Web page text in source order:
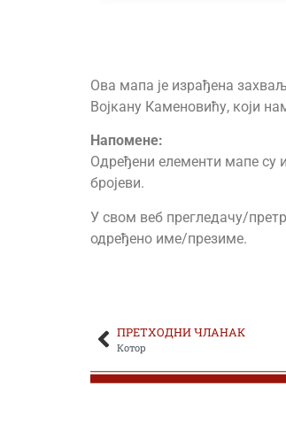
ЂОКИЋ ОБРАД
ЂОКИЋ-ЂУРИЋ
ЂОКОВИЋ МИЛАН
ЂОРЂЕВИЋ АЛЕКСА
ЂОРЂЕВИЋ ДРАГОСЛАВ
ЂОРЂЕВИЋ ЖИВКО
Ова мапа је израђена
Војкану Каменовићу, који
Напоменe:
Одређени елементи мапе су
бројеви.
У свом веб прегледачу/
одређено име/презиме.
ПРЕТХОДНИ ЧЛАНАК
Котор